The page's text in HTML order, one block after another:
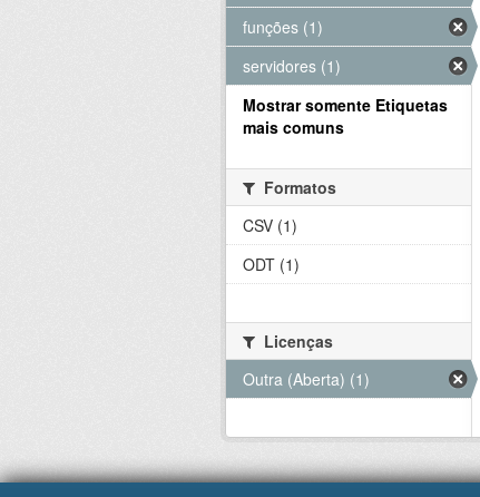
funções (1)
servidores (1)
Mostrar somente Etiquetas
mais comuns
Formatos
CSV (1)
ODT (1)
Licenças
Outra (Aberta) (1)